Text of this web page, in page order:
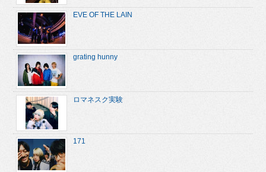
EVE OF THE LAIN
grating hunny
ロマネスク実験
171